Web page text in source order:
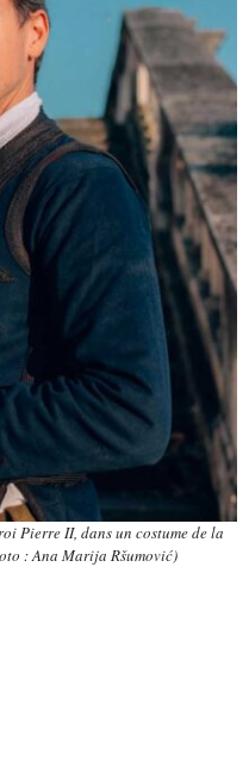
Pierre II, dans un costume de la
: Ana Marija Ršumović)